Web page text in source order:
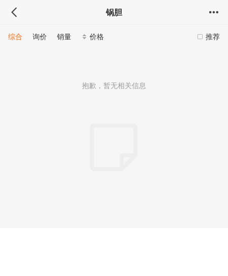
锅胆
推荐
综合 询价 销量 价格
抱歉，暂无相关信息